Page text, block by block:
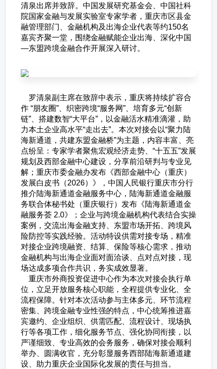
清泉出席并致辞。中国发展研究基金会、中国社科
院国家金融与发展实验室专家学者，重庆市区县金
融管理部门、金融机构及出海企业代表等约150名
嘉宾齐聚一堂，围绕金融赋能企业出海、深化中国
—东盟跨境金融合作开展深入研讨。
罗清泉副主席在致辞中表示，重庆将持续扩容合
作 “朋友圈”、织密跨境“服务网”、培育多元“创新
链”、搭建数智“大平台”，以金融活水精准滴灌，助
力本土企业高水平“走出去”。本次对接会以“聚力陆
海新通道，共建东盟金融桥”为主题，内容丰富、亮
点纷呈：专家学者聚焦宏观经济走势、“十五五”发展
规划及西部金融中心建设，分享前沿研判与专业见
解；重庆市委金融办发布《西部金融中心（重庆）
发展白皮书（2026）》，中国人民银行重庆市分行
推介陆海新通道金融服务中心，陆海新通道金融服
务联合体秘书处（重庆银行）发布《陆海新通道金
融服务荟 2.0》；企业与跨境金融机构代表结合实操
案例，交流出海金融支持、东盟市场开拓、跨境风
险防控等实践经验。活动特设供需对接专场，精准
对接企业跨境融资、结算、保险等核心需求，推动
金融机构与出海企业面对面洽谈、点对点对接，现
场达成多项合作共识，务实成效显著。
重庆市外商投资促进中心作为本次对接会执行单
位，立足开放服务核心职能，全程提供专业化、全
流程保障。针对本次活动参与主体多元、环节流程
密集、跨境金融专业性强的特点，中心统筹推进嘉
宾邀约、企业组织、供需匹配、流程设计、现场执
行等各项工作，细化服务节点、强化协同衔接，以
严谨细致、专业高效的会务服务，确保对接会顺利
举办、圆满收官，充分彰显服务西部陆海新通道建
设、助力重庆企业国际化发展的责任与担当。